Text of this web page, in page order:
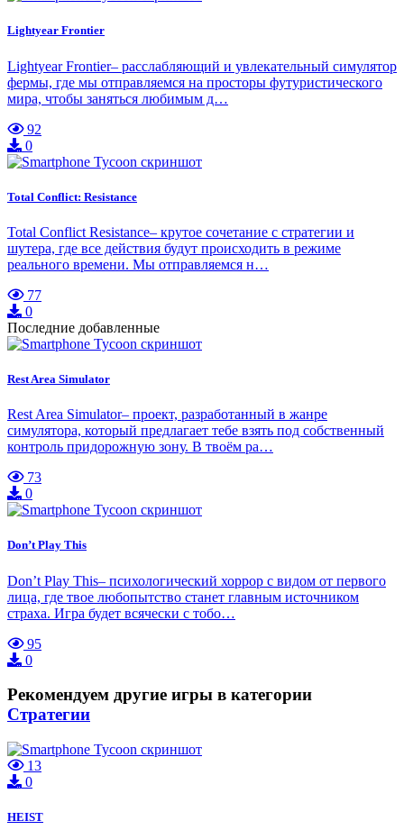
Lightyear Frontier
Lightyear Frontier– расслабляющий и увлекательный симулятор
фермы, где мы отправляемся на просторы футуристического
мира, чтобы заняться любимым д…
92
0
Total Conflict: Resistance
Total Conflict Resistance– крутое сочетание с стратегии и
шутера, где все действия будут происходить в режиме
реального времени. Мы отправляемся н…
77
0
Последние добавленные
Rest Area Simulator
Rest Area Simulator– проект, разработанный в жанре
симулятора, который предлагает тебе взять под собственный
контроль придорожную зону. В твоём ра…
73
0
Don’t Play This
Don’t Play This– психологический хоррор с видом от первого
лица, где твое любопытство станет главным источником
страха. Игра будет всячески с тобо…
95
0
Рекомендуем другие игры в категории
Стратегии
13
0
HEIST